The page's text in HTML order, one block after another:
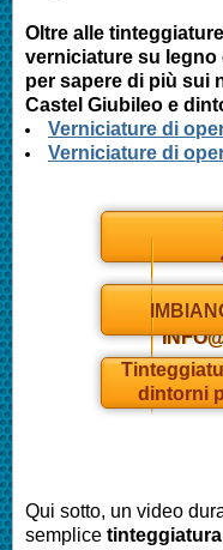
Oltre alle
verniciature su
per sapere di più sui
Castel Giubileo e
Verniciature di
Verniciature di
dintorni
Qui sotto, un video
semplice